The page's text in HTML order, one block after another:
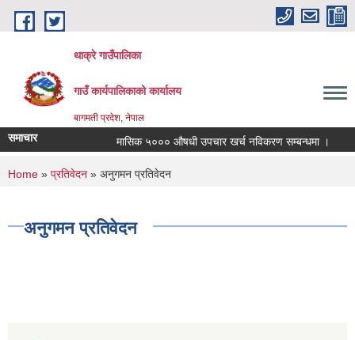
Skip to main content
थाक्रे गाउँपालिका
गाउँ कार्यपालिकाको कार्यालय
बागमती प्रदेश, नेपाल
समाचार मासिक ५००० औषधी उपचार खर्च नविकरण सम्बन्धमा ।
You are here
Home » प्रतिवेदन » अनुगमन प्रतिवेदन
अनुगमन प्रतिवेदन